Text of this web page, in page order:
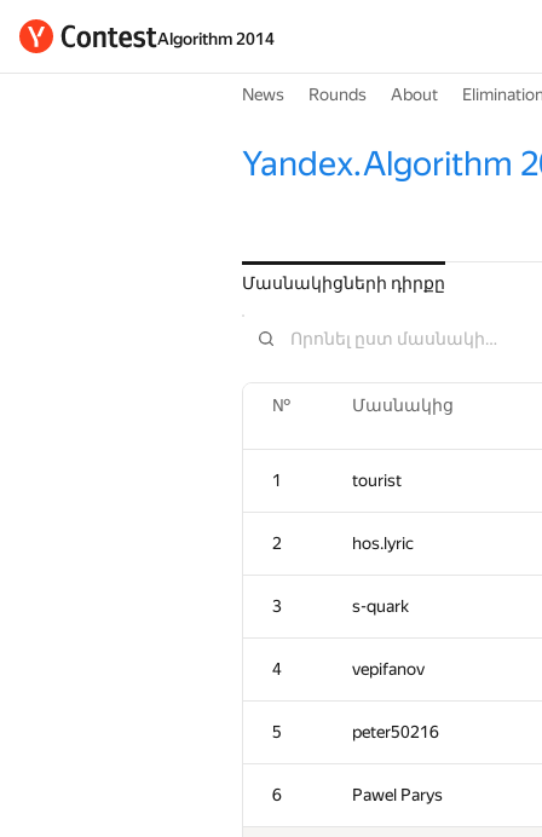
Algorithm 2014
News Rounds About
Yandex.Algorithm
Մասնակիցների դիրքը
№ Մասնակից
1 tourist
2 hos.lyric
3 s-quark
4 vepifanov
5 peter50216
6 Pawel Parys